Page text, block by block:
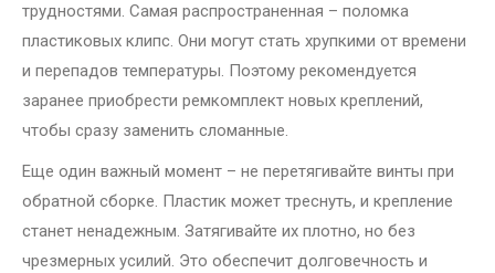
трудностями. Самая распространенная – поломка
пластиковых клипс. Они могут стать хрупкими от времени
и перепадов температуры. Поэтому рекомендуется
заранее приобрести ремкомплект новых креплений,
чтобы сразу заменить сломанные.
Еще один важный момент – не перетягивайте винты при
обратной сборке. Пластик может треснуть, и крепление
станет ненадежным. Затягивайте их плотно, но без
чрезмерных усилий. Это обеспечит долговечность и